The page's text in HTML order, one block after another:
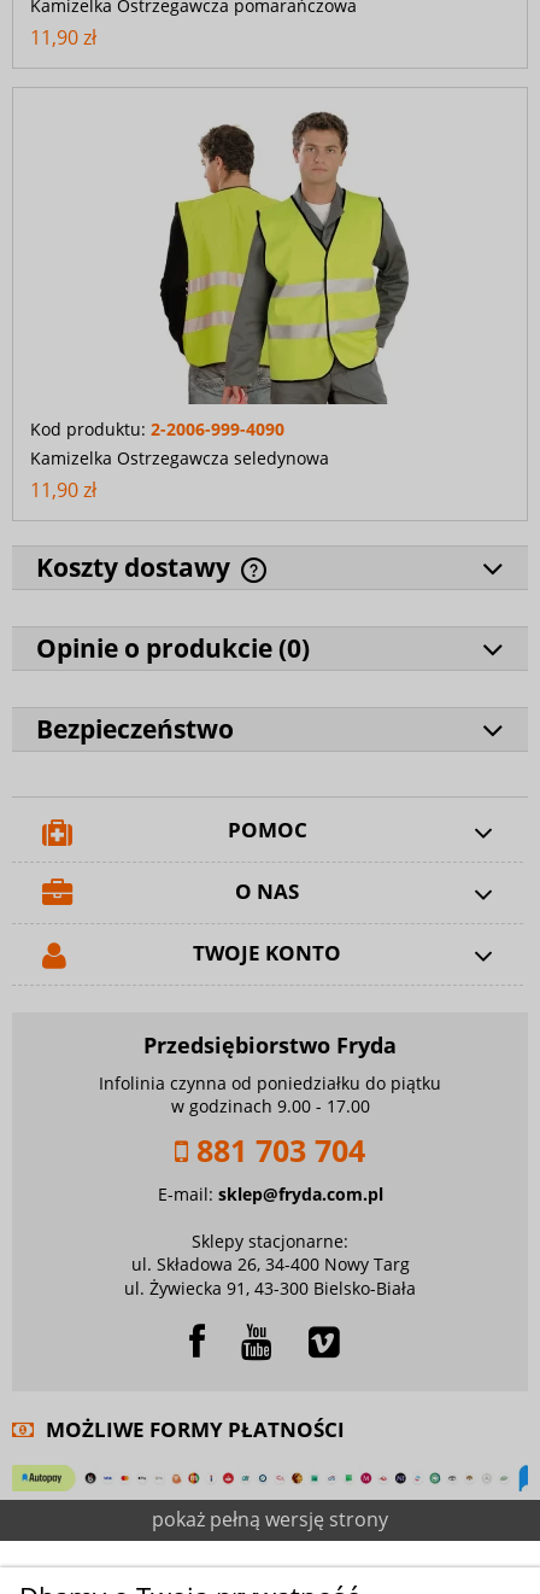
Kamizelka Ostrzegawcza pomarańczowa
11,90 zł
Kod produktu: 2-2006-999-4090
Kamizelka Ostrzegawcza seledynowa
11,90 zł
Koszty dostawy
Opinie o produkcie (0)
Bezpieczeństwo
POMOC
O NAS
TWOJE KONTO
Przedsiębiorstwo Fryda
Infolinia czynna od poniedziałku do piątku
w godzinach 9.00 - 17.00
881 703 704
E-mail: sklep@fryda.com.pl
Sklepy stacjonarne:
ul. Składowa 26, 34-400 Nowy Targ
ul. Żywiecka 91, 43-300 Bielsko-Biała
MOŻLIWE FORMY PŁATNOŚCI
pokaż pełną wersję strony